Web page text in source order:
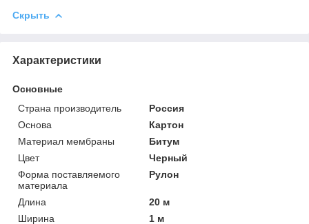
Скрыть
Характеристики
Основные
Страна производитель
Россия
Основа
Картон
Материал мембраны
Битум
Цвет
Черный
Форма поставляемого
материала
Рулон
Длина
20 м
Ширина
1 м